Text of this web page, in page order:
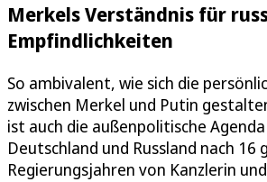
Merkels Verständnis für
Empfindlichkeiten
So ambivalent, wie sich die
zwischen Merkel und Putin
ist auch die außenpolitische
Deutschland und Russland nach 16
Regierungsjahren von Kanzlerin